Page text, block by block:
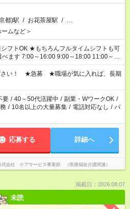
都)駅 / お花茶屋駅 / …
ムなど＞
ルタイムシフトも可
ます 7:00～16:00 9:00～18:00 11:00～
合わせ
案内できません ※法令に基づき、週20時
への加入対象となります ※労働者派遣法
止）により、短時間・短期間の就業はご
ります
さい！ ★急募 ★職場が気に入れば、長期
要 / 40～50代活躍中 / 副業・WワークOK /
/ 10名以上の大量募集 / 電話対応なし / パ
応募する 詳細へ
式会社 ケアサービス事業部 （医療福祉介護関連）
掲載日：2026.08.07
未読